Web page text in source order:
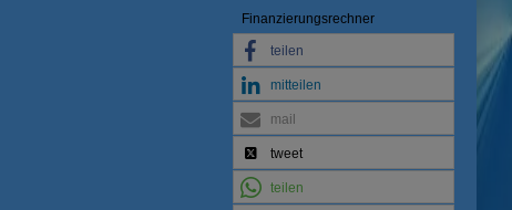
Finanzierungsrechner
teilen
mitteilen
mail
tweet
teilen